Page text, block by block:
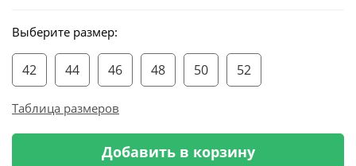
Выберите размер:
42 44 46 48 50 52
Таблица размеров
Добавить в корзину